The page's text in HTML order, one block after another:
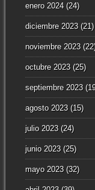
enero 2024(24)
diciembre 2023(21)
noviembre 2023
octubre 2023(25)
septiembre 2023
agosto 2023(15)
julio 2023(24)
junio 2023(25)
mayo 2023(32)